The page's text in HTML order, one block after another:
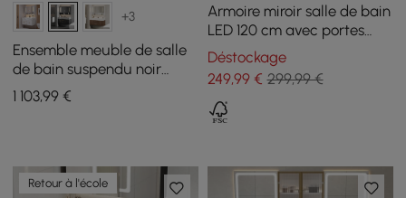
+3
Ensemble meuble de salle
de bain suspendu noir
100cm avec armoire de
toilette LED
1 103,99 €
Armoire miroir salle de bain
LED 120 cm avec portes
coulissantes et rangements
Déstockage
249,99€ 299,99 €
Retour à l'école